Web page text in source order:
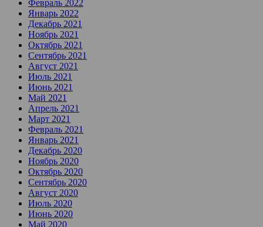
Февраль 2022
Январь 2022
Декабрь 2021
Ноябрь 2021
Октябрь 2021
Сентябрь 2021
Август 2021
Июль 2021
Июнь 2021
Май 2021
Апрель 2021
Март 2021
Февраль 2021
Январь 2021
Декабрь 2020
Ноябрь 2020
Октябрь 2020
Сентябрь 2020
Август 2020
Июль 2020
Июнь 2020
Май 2020